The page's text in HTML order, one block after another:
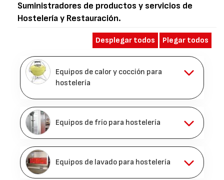
Suministradores de productos y servicios de
Hostelería y Restauración.
Desplegar todos Plegar todos
Equipos de calor y cocción para
hostelería
Equipos de frío para hostelería
Equipos de lavado para hostelería